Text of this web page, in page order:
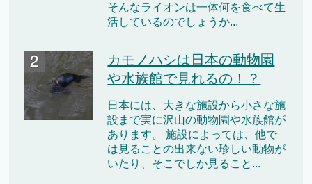
そんなライオンは一体何を食べて生
活しているのでしょうか...
カモノハシは日本の動物園
や水族館で見れるの！？
日本には、大きな施設から小さな施
設まで実に沢山の動物園や水族館が
あります。 施設によっては、他で
は見ることの出来ない珍しい動物が
いたり、そこでしか見ること...